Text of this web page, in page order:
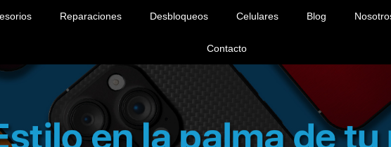
Reparaciones Desbloqueos Celulares Blog
Contacto